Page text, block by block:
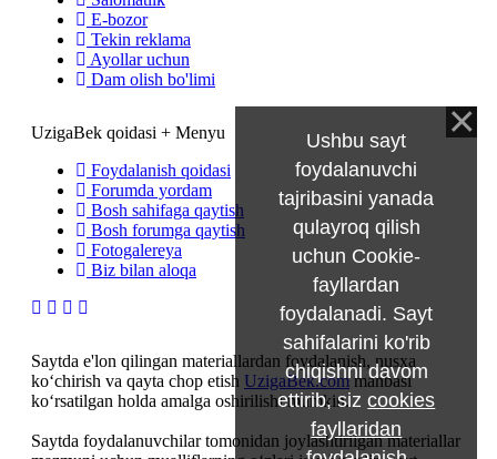
E-bozor
Tekin reklama
Ayollar uchun
Dam olish bo'limi
UzigaBek qoidasi + Menyu
Foydalanish qoidasi
Forumda yordam
Bosh sahifaga qaytish
Bosh forumga qaytish
Fotogalereya
Biz bilan aloqa
Saytda e'lon qilingan materiallardan foydalanish, nusxa
ko‘chirish va qayta chop etish UzigaBek.commanbasi
ko‘rsatilgan holda amalga oshirilishi mumkin.
Saytda foydalanuvchilar tomonidan joylashtirilgan materiallar
Ushbu sayt
foydalanuvchi
tajribasini yanada
qulayroq qilish
uchun Cookie-
fayllardan
foydalanadi. Sayt
sahifalarini ko'rib
chiqishni davom
ettirib, sizcookies
fayllaridan